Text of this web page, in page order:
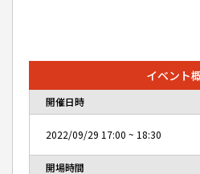
イベント
開催日時
2022/09/29 17:00 ~ 18:30
開場時間